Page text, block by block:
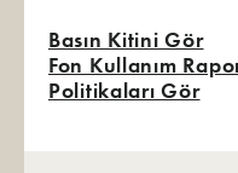
Basın Kitini Gör
Fon Kullanım
Politikaları Gör